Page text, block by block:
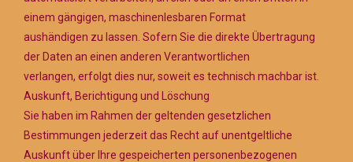
einem gängigen, maschinenlesbaren Format
aushändigen zu lassen. Sofern Sie die direkte Übertragung
der Daten an einen anderen Verantwortlichen
verlangen, erfolgt dies nur, soweit es technisch machbar ist.
Auskunft, Berichtigung und Löschung
Sie haben im Rahmen der geltenden gesetzlichen
Bestimmungen jederzeit das Recht auf unentgeltliche
Auskunft über Ihre gespeicherten personenbezogenen